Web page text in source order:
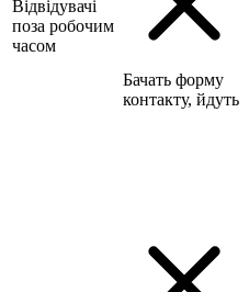
Відвідувачі
поза робочим
часом
Бачать форму
контакту, йдуть